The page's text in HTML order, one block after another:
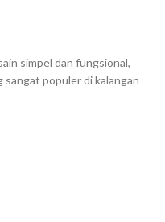
simpel dan fungsional,
sangat populer di kalangan